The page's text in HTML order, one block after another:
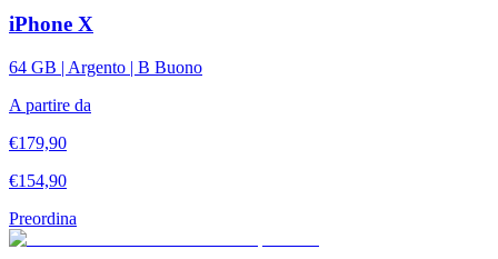
iPhone X
64 GB | Argento | B Buono
A partire da
€179,90
€154,90
Preordina